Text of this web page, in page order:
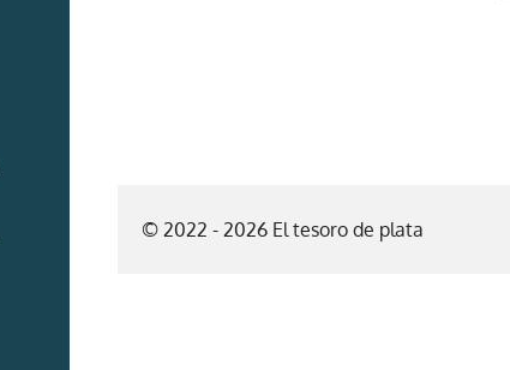
© 2022 - 2026 El tesoro de plata